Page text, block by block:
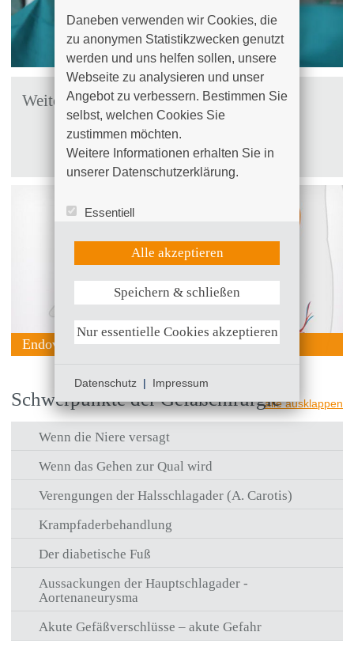
Weiterführende Informationen
Zentrum für Gefäßmedizin
Gefäßchirurgische Sprechstunde
Endovaskulaere Stents
Schwerpunkte der Gefäßchirurgiealle ausklappen
Wenn die Niere versagt
Wenn das Gehen zur Qual wird
Verengungen der Halsschlagader (A. Carotis)
Krampfaderbehandlung
Der diabetische Fuß
Aussackungen der Hauptschlagader -
Aortenaneurysma
Akute Gefäßverschlüsse – akute Gefahr
Daneben verwenden wir Cookies, die
zu anonymen Statistikzwecken genutzt
werden und uns helfen sollen, unsere
Webseite zu analysieren und unser
Angebot zu verbessern. Bestimmen Sie
selbst, welchen Cookies Sie
zustimmen möchten.
Weitere Informationen erhalten Sie in
unserer Datenschutzerklärung.
Essentiell
UX (Hotjar)
Weitere Informationen anzeigen
Alle akzeptieren
Speichern & schließen
Nur essentielle Cookies akzeptieren
Datenschutz | Impressum